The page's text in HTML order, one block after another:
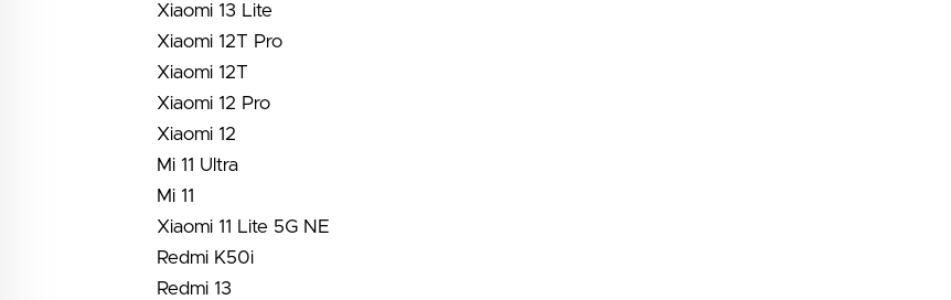
Xiaomi 13 Lite
Xiaomi 12T Pro
Xiaomi 12T
Xiaomi 12 Pro
Xiaomi 12
Mi 11 Ultra
Mi 11
Xiaomi 11 Lite 5G NE
Redmi K50i
Redmi 13